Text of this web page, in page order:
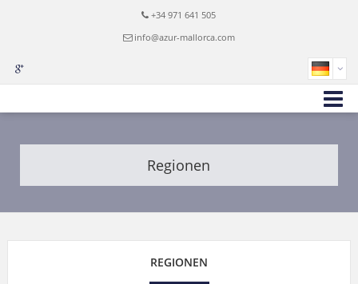
+34 971 641 505
info@azur-mallorca.com
Regionen
REGIONEN